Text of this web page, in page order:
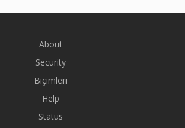
About
Security
Biçimleri
Help
Status